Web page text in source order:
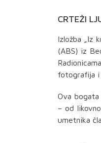
CRTEŽI
Izložba „Iz
(ABS) iz
fotografija i
Ova bogata
– od
umetnika